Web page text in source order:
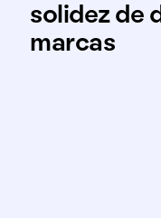
solidez de
marcas